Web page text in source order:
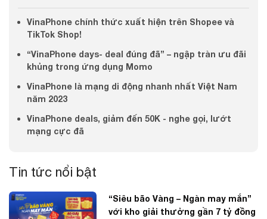
VinaPhone chính thức xuất hiện trên Shopee và
TikTok Shop!
“VinaPhone days- deal đúng đã” – ngập tràn ưu đãi
khủng trong ứng dụng Momo
VinaPhone là mạng di động nhanh nhất Việt Nam
năm 2023
VinaPhone deals, giảm đến 50K - nghe gọi, lướt
mạng cực đã
Tin tức nổi bật
“Siêu bão Vàng – Ngàn may mắn”
với kho giải thưởng gần 7 tỷ đồng